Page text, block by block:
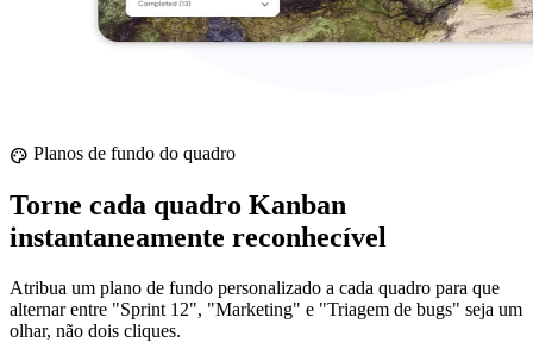
palette Planos de fundo do quadro
Torne cada quadro Kanban
instantaneamente reconhecível
Atribua um plano de fundo personalizado a cada quadro para que
alternar entre "Sprint 12", "Marketing" e "Triagem de bugs" seja um
olhar, não dois cliques.